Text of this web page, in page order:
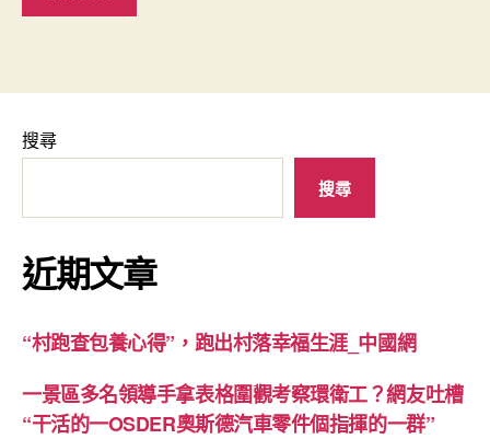
搜尋
搜尋
近期文章
“村跑查包養心得”，跑出村落幸福生涯_中國網
一景區多名領導手拿表格圍觀考察環衛工？網友吐槽
“干活的一OSDER奧斯德汽車零件個指揮的一群”